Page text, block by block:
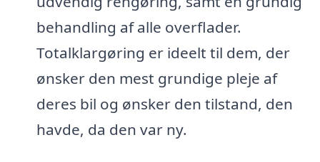
behandling af alle overflader.
Totalklargøring er ideelt til dem, der
ønsker den mest grundige pleje af
deres bil og ønsker den tilstand, den
havde, da den var ny.